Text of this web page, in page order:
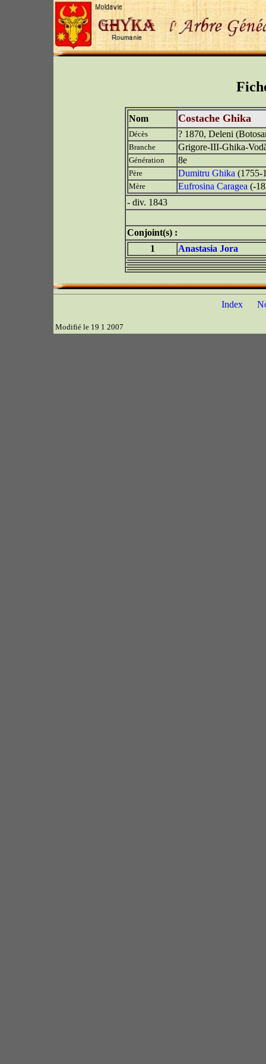
Nom Costache Ghika
Décès ? 1870, Deleni
Branche Grigore-III-Ghika-
Génération 8e
Père Dumitru Ghika (1755-
Mère Eufrosina Caragea (-
- div. 1843
Conjoint(s) :
1
Anastasia Jora
Index
Modifié le 19 1 2007